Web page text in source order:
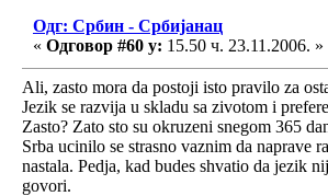
Одг: Србин - Србијанац
« Одговор #60 у: 15.50 ч. 23.11.2006. »
Ali, zasto mora da postoji isto pravilo za
Jezik se razvija u skladu sa zivotom i
Zasto? Zato sto su okruzeni snegom 365
Srba ucinilo se strasno vaznim da
nastala. Pedja, kad budes shvatio da jezik
govori.